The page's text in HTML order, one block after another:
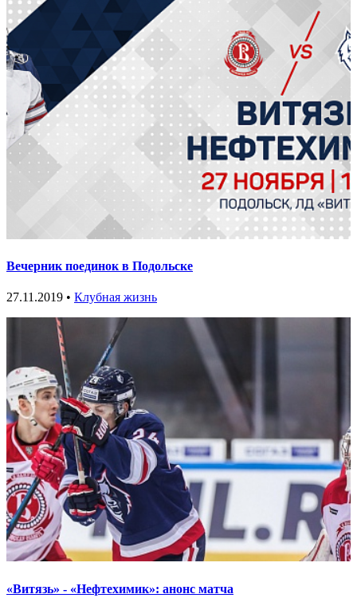
Вечерник поединок в Подольске
27.11.2019 • Клубная жизнь
«Витязь» - «Нефтехимик»: анонс матча